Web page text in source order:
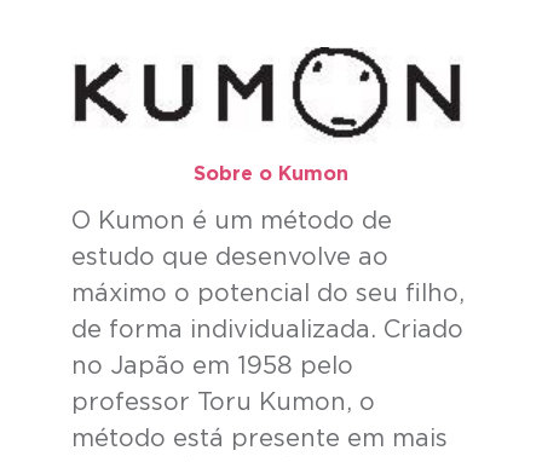
Sobre o Kumon​
O Kumon é um método de
estudo que desenvolve ao
máximo o potencial do seu filho,
de forma individualizada. Criado
no Japão em 1958 pelo
professor Toru Kumon, o
método está presente em mais